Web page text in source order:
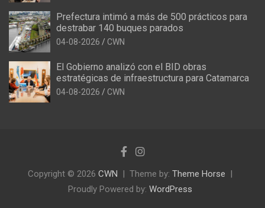
Prefectura intimó a más de 500 prácticos para
destrabar 140 buques parados
04-08-2026 CWN
El Gobierno analizó con el BID obras
estratégicas de infraestructura para Catamarca
04-08-2026 CWN
Copyright © 2026 CWN Theme by: Theme Horse
Proudly Powered by: WordPress